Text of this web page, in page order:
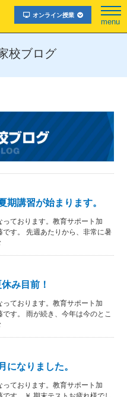
オンライン授業
menu
校ブログ
講習が始まります。
っております。教育サポート加
です。 先週あたりから、非常に暑
み目前！
っております。教育サポート加
です。 雨が続き、今年は今のとこ
なりました。
っております。教育サポート加